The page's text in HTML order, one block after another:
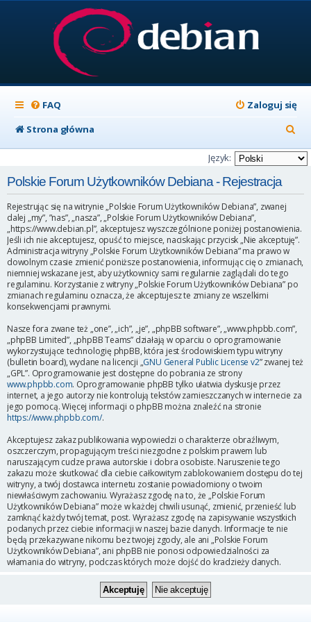
FAQ
Zaloguj się
Strona główna
z
u
j
Język:
Polskie Forum Użytkowników Debiana - Rejestracja
Rejestrując się na witrynie „Polskie Forum Użytkowników Debiana”, zwanej
dalej „my”, ”nas”, „nasza”, „Polskie Forum Użytkowników Debiana”,
„https://www.debian.pl”, akceptujesz wyszczególnione poniżej postanowienia.
Jeśli ich nie akceptujesz, opuść to miejsce, naciskając przycisk „Nie akceptuję”.
Administracja witryny „Polskie Forum Użytkowników Debiana” ma prawo w
dowolnym czasie zmienić poniższe postanowienia, informując cię o zmianach,
niemniej wskazane jest, aby użytkownicy sami regularnie zaglądali do tego
regulaminu. Korzystanie z witryny „Polskie Forum Użytkowników Debiana” po
zmianach regulaminu oznacza, że akceptujesz te zmiany ze wszelkimi
konsekwencjami prawnymi.
Nasze fora zwane też „one”, „ich”, „je”, „phpBB software”, „www.phpbb.com”,
„phpBB Limited”, „phpBB Teams” działają w oparciu o oprogramowanie
wykorzystujące technologię phpBB, która jest środowiskiem typu witryny
(bulletin board), wydane na licencji „GNU General Public License v2” zwanej też
„GPL”. Oprogramowanie jest dostępne do pobrania ze strony
www.phpbb.com. Oprogramowanie phpBB tylko ułatwia dyskusje przez
internet, a jego autorzy nie kontrolują tekstów zamieszczanych w internecie za
jego pomocą. Więcej informacji o phpBB można znaleźć na stronie
https://www.phpbb.com/.
Akceptujesz zakaz publikowania wypowiedzi o charakterze obraźliwym,
oszczerczym, propagującym treści niezgodne z polskim prawem lub
naruszającym cudze prawa autorskie i dobra osobiste. Naruszenie tego
zakazu może skutkować dla ciebie całkowitym zablokowaniem dostępu do tej
witryny, a twój dostawca internetu zostanie powiadomiony o twoim
niewłaściwym zachowaniu. Wyrażasz zgodę na to, że „Polskie Forum
Użytkowników Debiana” może w każdej chwili usunąć, zmienić, przenieść lub
zamknąć każdy twój temat, post. Wyrażasz zgodę na zapisywanie wszystkich
podanych przez ciebie informacji w naszej bazie danych. Informacje te nie
będą przekazywane nikomu bez twojej zgody, ale ani „Polskie Forum
Użytkowników Debiana”, ani phpBB nie ponosi odpowiedzialności za
włamania do witryny, podczas których może dojść do kradzieży danych.